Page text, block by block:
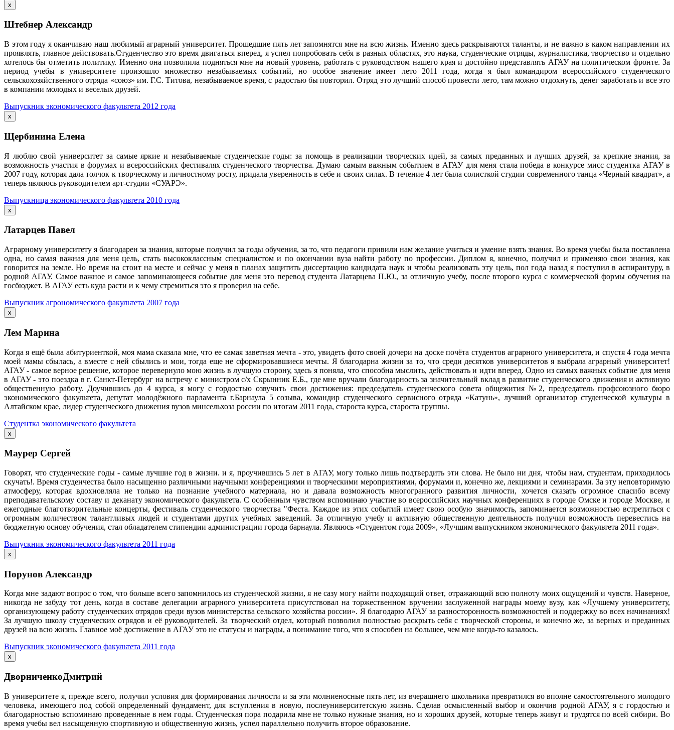
x
Штебнер Александр
В этом году я оканчиваю наш любимый аграрный университет. Прошедшие пять лет запомнятся мне на всю жизнь. Именно здесь раскрываются таланты, и не важно в каком направлении их
проявлять, главное действовать.Студенчество это время двигаться вперед, я успел попробовать себя в разных областях, это наука, студенческие отряды, журналистика, творчество и отдельно
хотелось бы отметить политику. Именно она позволила подняться мне на новый уровень, работать с руководством нашего края и достойно представлять АГАУ на политическом фронте. За
период учебы в университете произошло множество незабываемых событий, но особое значение имеет лето 2011 года, когда я был командиром всероссийского студенческого
сельскохозяйственного отряда «союз» им. Г.С. Титова, незабываемое время, с радостью бы повторил. Отряд это лучший способ провести лето, там можно отдохнуть, денег заработать и все это
в компании молодых и веселых друзей.
Выпускник экономического факультета 2012 года
x
Щербинина Елена
Я люблю свой университет за самые яркие и незабываемые студенческие годы: за помощь в реализации творческих идей, за самых преданных и лучших друзей, за крепкие знания, за
возможность участия в форумах и всероссийских фестивалях студенческого творчества. Думаю самым важным событием в АГАУ для меня стала победа в конкурсе мисс студентка АГАУ в
2007 году, которая дала толчок к творческому и личностному росту, придала уверенность в себе и своих силах. В течение 4 лет была солисткой студии современного танца «Черный квадрат», а
теперь являюсь руководителем арт-студии «СУАРЭ».
Выпускница экономического факультета 2010 года
x
Латарцев Павел
Аграрному университету я благодарен за знания, которые получил за годы обучения, за то, что педагоги привили нам желание учиться и умение взять знания. Во время учебы была поставлена
одна, но самая важная для меня цель, стать высококлассным специалистом и по окончании вуза найти работу по профессии. Диплом я, конечно, получил и применяю свои знания, как
говорится на земле. Но время на стоит на месте и сейчас у меня в планах защитить диссертацию кандидата наук и чтобы реализовать эту цель, пол года назад я поступил в аспирантуру, в
родной АГАУ. Самое важное и самое запоминающееся событие для меня это перевод студента Латарцева П.Ю., за отличную учебу, после второго курса с коммерческой формы обучения на
госбюджет. В АГАУ есть куда расти и к чему стремиться это я проверил на себе.
Выпускник агрономического факультета 2007 года
x
Лем Марина
Когда я ещё была абитуриенткой, моя мама сказала мне, что ее самая заветная мечта - это, увидеть фото своей дочери на доске почёта студентов аграрного университета, и спустя 4 года мечта
моей мамы сбылась, а вместе с ней сбылись и мои, тогда еще не сформировавшиеся мечты. Я благодарна жизни за то, что среди десятков университетов я выбрала аграрный университет!
АГАУ - самое верное решение, которое перевернуло мою жизнь в лучшую сторону, здесь я поняла, что способна мыслить, действовать и идти вперед. Одно из самых важных событие для меня
в АГАУ - это поездка в г. Санкт-Петербург на встречу с министром с/х Скрынник Е.Б., где мне вручали благодарность за значительный вклад в развитие студенческого движения и активную
общественную работу. Доучившись до 4 курса, я могу с гордостью озвучить свои достижения: председатель студенческого совета общежития №2, председатель профсоюзного бюро
экономического факультета, депутат молодёжного парламента г.Барнаула 5 созыва, командир студенческого сервисного отряда «Катунь», лучший организатор студенческой культуры в
Алтайском крае, лидер студенческого движения вузов минсельхоза россии по итогам 2011 года, староста курса, староста группы.
Студентка экономического факультета
x
Маурер Сергей
Говорят, что студенческие годы - самые лучшие год в жизни. и я, проучившись 5 лет в АГАУ, могу только лишь подтвердить эти слова. Не было ни дня, чтобы нам, студентам, приходилось
скучать!. Время студенчества было насыщенно различными научными конференциями и творческими мероприятиями, форумами и, конечно же, лекциями и семинарами. За эту неповторимую
атмосферу, которая вдохновляла не только на познание учебного материала, но и давала возможность многогранного развития личности, хочется сказать огромное спасибо всему
преподавательскому составу и деканату экономического факультета. С особенным чувством вспоминаю участие во всероссийских научных конференциях в городе Омске и городе Москве, и
ежегодные благотворительные концерты, фестиваль студенческого творчества "Феста. Каждое из этих событий имеет свою особую значимость, запоминается возможностью встретиться с
огромным количеством талантливых людей и студентами других учебных заведений. За отличную учебу и активную общественную деятельность получил возможность перевестись на
бюджетную основу обучения, стал обладателем стипендии администрации города барнаула. Являюсь «Студентом года 2009», «Лучшим выпускником экономического факультета 2011 года».
Выпускник экономического факультета 2011 года
x
Порунов Александр
Когда мне задают вопрос о том, что больше всего запомнилось из студенческой жизни, я не сазу могу найти подходящий ответ, отражающий всю полноту моих ощущений и чувств. Наверное,
никогда не забуду тот день, когда в составе делегации аграрного университета присутствовал на торжественном вручении заслуженной награды моему вузу, как «Лучшему университету,
организующему работу студенческих отрядов среди вузов министерства сельского хозяйства россии». Я благодарю АГАУ за разносторонность возможностей и поддержку во всех начинаниях!
За лучшую школу студенческих отрядов и её руководителей. За творческий отдел, который позволил полностью раскрыть себя с творческой стороны, и конечно же, за верных и преданных
друзей на всю жизнь. Главное моё достижение в АГАУ это не статусы и награды, а понимание того, что я способен на большее, чем мне когда-то казалось.
Выпускник экономического факультета 2011 года
x
ДворниченкоДмитрий
В университете я, прежде всего, получил условия для формирования личности и за эти молниеносные пять лет, из вчерашнего школьника превратился во вполне самостоятельного молодого
человека, имеющего под собой определенный фундамент, для вступления в новую, послеуниверситетскую жизнь. Сделав осмысленный выбор и окончив родной АГАУ, я с гордостью и
благодарностью вспоминаю проведенные в нем годы. Студенческая пора подарила мне не только нужные знания, но и хороших друзей, которые теперь живут и трудятся по всей сибири. Во
время учебы вел насыщенную спортивную и общественную жизнь, успел параллельно получить второе образование.